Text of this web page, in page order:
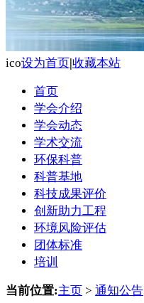
ico设为首页|收藏本站
首页
学会介绍
学会动态
学术交流
环保科普
科普基地
科技成果评价
创新助力工程
环境风险评估
团体标准
培训
当前位置:主页 > 通知公告